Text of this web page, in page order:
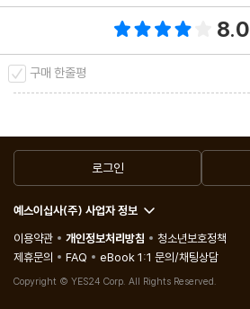
8.0
구매 한줄평
로그인
예스이십사(주) 사업자 정보
이용약관
개인정보처리방침
청소년보호정책
제휴문의
FAQ eBook 1:1 문의/채팅상담
Copyright © YES24 Corp. All Rights Reserved.